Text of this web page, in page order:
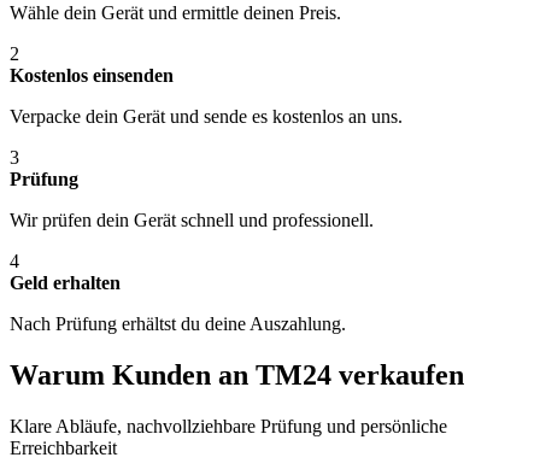
Wähle dein Gerät und ermittle deinen Preis.
2
Kostenlos einsenden
Verpacke dein Gerät und sende es kostenlos an uns.
3
Prüfung
Wir prüfen dein Gerät schnell und professionell.
4
Geld erhalten
Nach Prüfung erhältst du deine Auszahlung.
Warum Kunden an TM24 verkaufen
Klare Abläufe, nachvollziehbare Prüfung und persönliche
Erreichbarkeit